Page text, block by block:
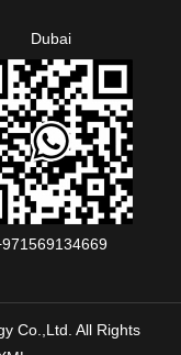
Dubai
Co.,Ltd. All Rights